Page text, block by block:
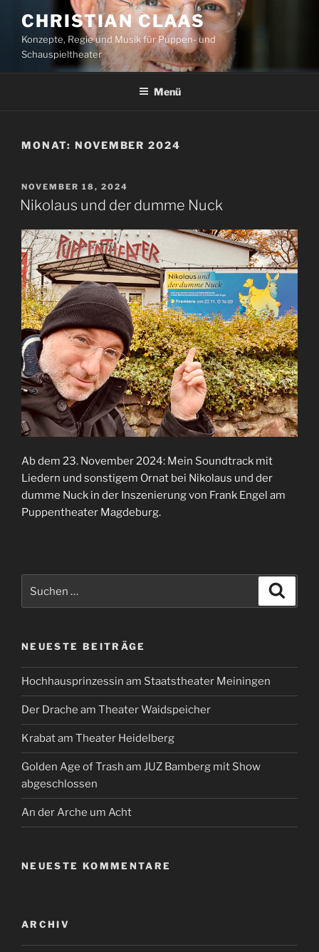
Inhalt
springen
CHRISTIAN CLAAS
Konzepte, Regie und Musik für Puppen- und
Schauspieltheater
Menü
MONAT: NOVEMBER 2024
VERÖFFENTLICHT
AM
NOVEMBER 18, 2024
Nikolaus und der dumme Nuck
Ab dem 23. November 2024: Mein Soundtrack mit
Liedern und sonstigem Ornat bei Nikolaus und der
dumme Nuck in der Inszenierung von Frank Engel am
Puppentheater Magdeburg.
nach:
NEUESTE BEITRÄGE
Hochhausprinzessin am Staatstheater Meiningen
Der Drache am Theater Waidspeicher
Krabat am Theater Heidelberg
Golden Age of Trash am JUZ Bamberg mit Show
abgeschlossen
An der Arche um Acht
NEUESTE KOMMENTARE
ARCHIV